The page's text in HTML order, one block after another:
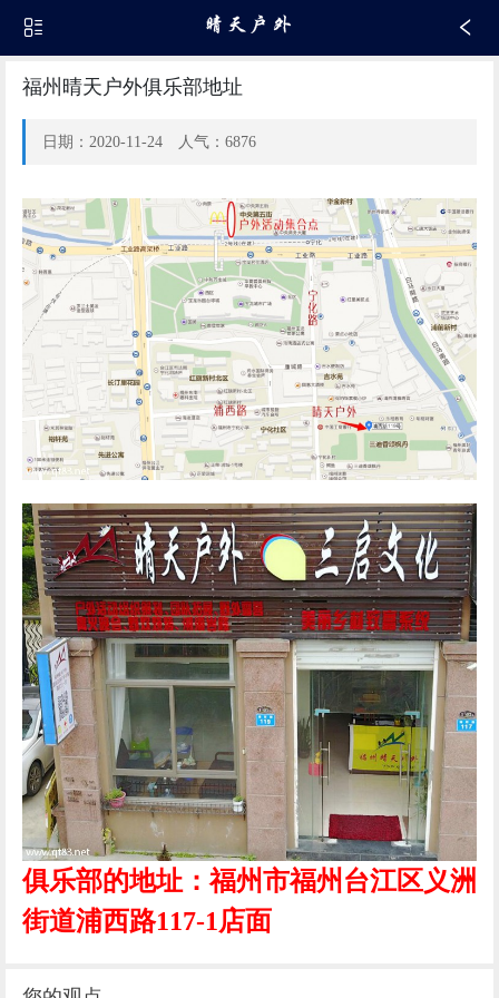
福州晴天户外俱乐部地址
日期：2020-11-24 人气：6876
俱乐部的地址：福州市福州台江区义洲
街道浦西路117-1店面